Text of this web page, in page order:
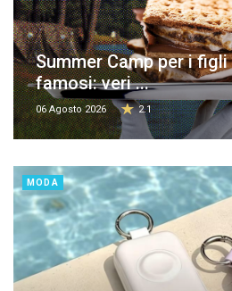
Summer Camp per i
famosi: veri ...
06 Agosto 2026 2.1
MODA